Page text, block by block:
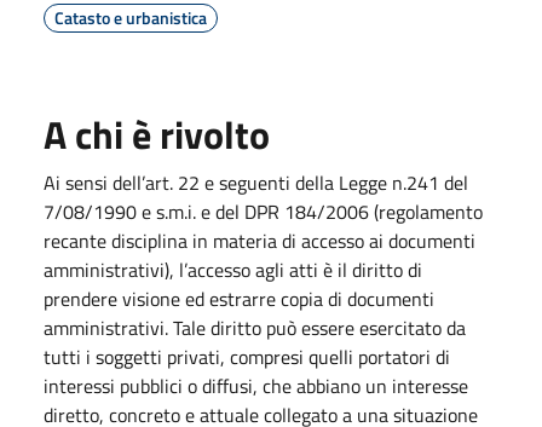
Catasto e urbanistica
A chi è rivolto
Ai sensi dell’art. 22 e seguenti della Legge n.241 del
7/08/1990 e s.m.i. e del DPR 184/2006 (regolamento
recante disciplina in materia di accesso ai documenti
amministrativi), l’accesso agli atti è il diritto di
prendere visione ed estrarre copia di documenti
amministrativi. Tale diritto può essere esercitato da
tutti i soggetti privati, compresi quelli portatori di
interessi pubblici o diffusi, che abbiano un interesse
diretto, concreto e attuale collegato a una situazione